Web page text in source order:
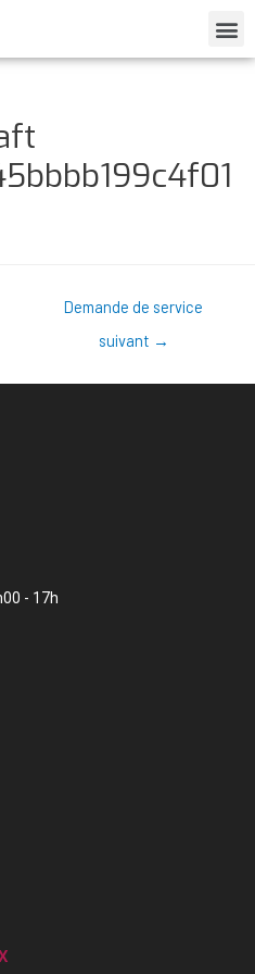
Demande de service
suivant →
- 17h